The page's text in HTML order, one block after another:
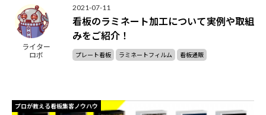
ライター
ロボ
2021-07-11
看板のラミネート加工について実例や取組
みをご紹介！
プレート看板 ラミネートフィルム 看板通販
プロが教える看板集客ノウハウ